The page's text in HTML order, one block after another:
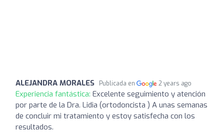
ALEJANDRA MORALES Publicada en 2 years ago
Experiencia fantástica: Excelente seguimiento y atención
por parte de la Dra. Lidia (ortodoncista ) A unas semanas
de concluir mi tratamiento y estoy satisfecha con los
resultados.